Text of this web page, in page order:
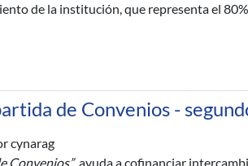
de la institución, que representa el
de Convenios -
cynarag
Convenios”, ayuda a cofinanciar